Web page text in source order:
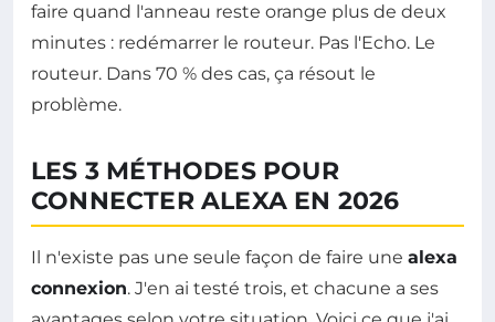
faire quand l'anneau reste orange plus de deux
minutes : redémarrer le routeur. Pas l'Echo. Le
routeur. Dans 70 % des cas, ça résout le
problème.
LES 3 MÉTHODES POUR
CONNECTER ALEXA EN 2026
Il n'existe pas une seule façon de faire une alexa
connexion. J'en ai testé trois, et chacune a ses